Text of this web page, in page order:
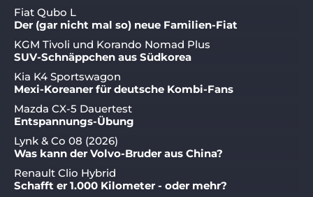
Fiat Qubo L
Der (gar nicht mal so) neue Familien-Fiat
KGM Tivoli und Korando Nomad Plus
SUV-Schnäppchen aus Südkorea
Kia K4 Sportswagon
Mexi-Koreaner für deutsche Kombi-Fans
Mazda CX-5 Dauertest
Entspannungs-Übung
Lynk & Co 08 (2026)
Was kann der Volvo-Bruder aus China?
Renault Clio Hybrid
Schafft er 1.000 Kilometer - oder mehr?